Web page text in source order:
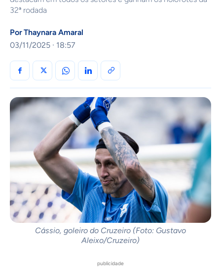
32ª rodada
PorThaynara Amaral
03/11/2025 · 18:57
Cássio, goleiro do Cruzeiro (Foto: Gustavo
Aleixo/Cruzeiro)
publicidade